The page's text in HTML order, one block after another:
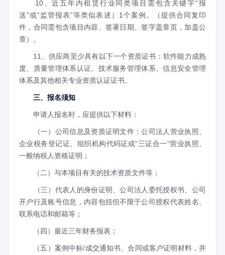
10、近五年内租赁行业同类项目需包含关键字“报
送”或“监管报表”等类似表述）1个案例。（提供合同复印
件，合同需包含项目内容、签署日期、签字盖章页，加盖公
章）。
11、供应商至少具有以下一个资质证书：软件能力成熟
度、质量管理体系认证、技术服务管理体系、信息安全管理
体系及其他相关专业资质认证证书。
三、报名须知
申请人报名时，应提供以下材料：
（一）公司信息及资质证明文件：公司法人营业执照、
企业税务登记证、组织机构代码证或“三证合一”营业执照、
一般纳税人资格证明；
（二）与本项目有关的技术资质文件等；
（三）代表人的身份证明、公司法人委托授权书、公司
开户行及账号信息，内容包括但不限于公司授权代表姓名、
联系电话和邮箱等；
（四）最近三年财务报表；
（五）案例中标/成交通知书、合同或客户证明材料，并